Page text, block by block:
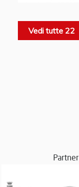
Vedi tutte 22
Partner